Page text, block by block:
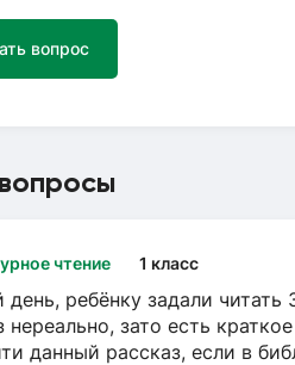
вопрос
чтение 1 класс
ребёнку задали
нереально, зато есть
данный рассказ, если в